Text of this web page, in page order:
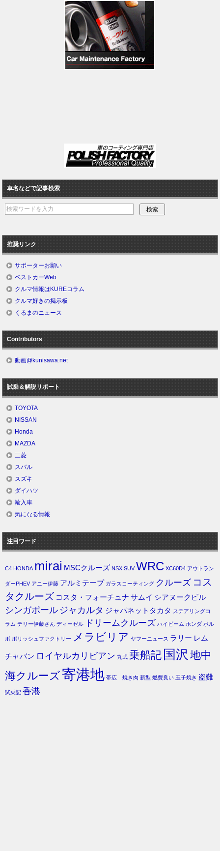
車名などで記事検索
推奨リンク
サポーターお願い
ベストカーWeb
クルマ情報はKUREコラム
クルマ好きの掲示板
くるまのニュース
Contributors
動画@kunisawa.net
試乗＆解説リポート
TOYOTA
NISSAN
Honda
MAZDA
三菱
スバル
スズキ
ダイハツ
輸入車
気になる情報
注目ワード
C4 HONDA mirai MSCクルーズ NSX SUV WRC XC60D4 アウトラン
ダーPHEV アニー伊藤 アルミテープ ガラスコーティング クルーズ コス
タクルーズ コスタ・フォーチュナ サムイ シアヌークビル
シンガポール ジャカルタ ジャパネットタカタ ステアリングコ
ラム テリー伊藤さん ディーゼル ドリームクルーズ ハイビーム ホンダ ボル
ボ ポリッシュファクトリー メラビリア ヤフーニュース ラリー レム
チャバン ロイヤルカリビアン 丸武 乗船記 国沢 地中
海クルーズ寄港地 帯広 焼き肉 新型 燃費良い 玉子焼き 盗難
試乗記 香港